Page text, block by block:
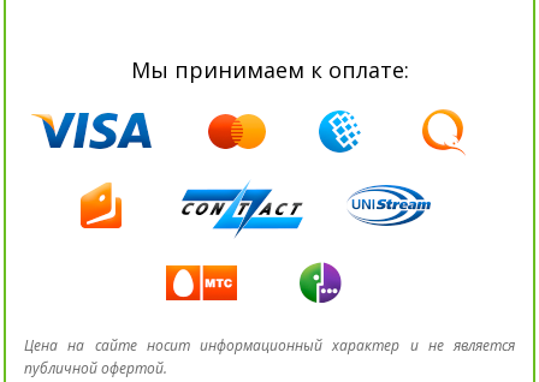
Мы принимаем к оплате:
Цена на сайте носит информационный характер и не является
публичной офертой.